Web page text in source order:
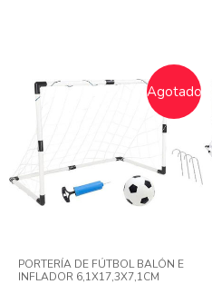
Agotado
PORTERÍA DE FÚTBOL BALÓN E
INFLADOR 6,1X17,3X7,1CM